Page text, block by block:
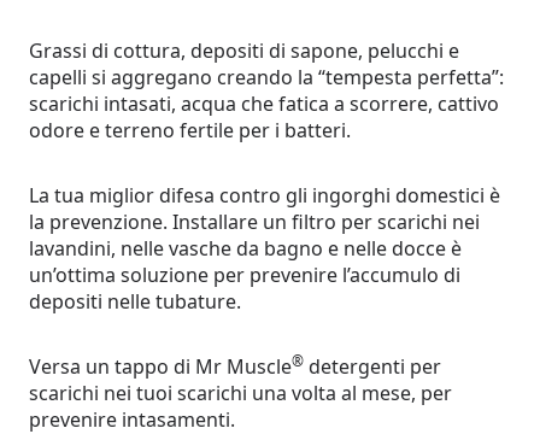
Grassi di cottura, depositi di sapone, pelucchi e
capelli si aggregano creando la “tempesta perfetta”:
scarichi intasati, acqua che fatica a scorrere, cattivo
odore e terreno fertile per i batteri.
La tua miglior difesa contro gli ingorghi domestici è
la prevenzione. Installare un filtro per scarichi nei
lavandini, nelle vasche da bagno e nelle docce è
un’ottima soluzione per prevenire l’accumulo di
depositi nelle tubature.
Versa un tappo di Mr Muscle® detergenti per
scarichi nei tuoi scarichi una volta al mese, per
prevenire intasamenti.